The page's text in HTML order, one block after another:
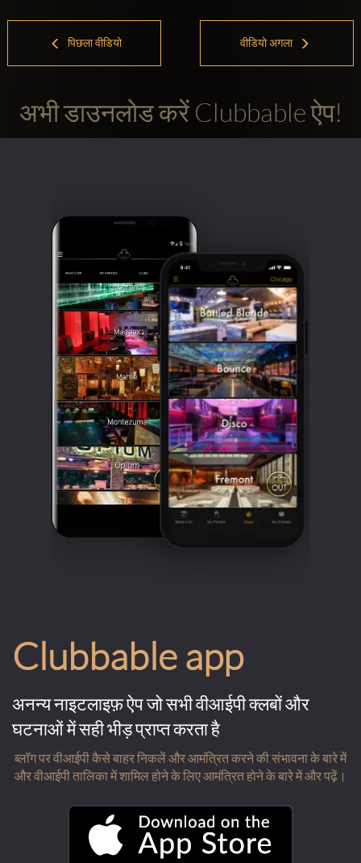
पिछला वीडियो वीडियो अगला
अभी डाउनलोड करें Clubbable ऐप!
Clubbable app
अनन्य नाइटलाइफ़ ऐप जो सभी वीआईपी क्लबों और
घटनाओं में सही भीड़ प्राप्त करता है
ब्लॉग पर वीआईपी कैसे बाहर निकलें और आमंत्रित करने की संभावना के बारे में
और वीआईपी तालिका में शामिल होने के लिए आमंत्रित होने के बारे में और पढ़ें।